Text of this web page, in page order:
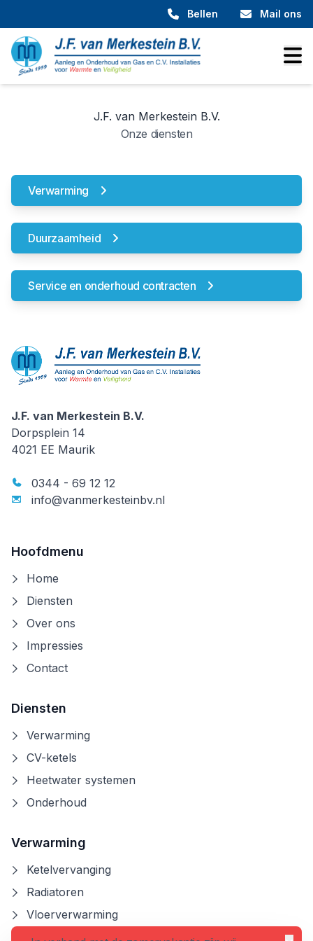
Bellen Mail ons
J.F. van Merkestein B.V.
Onze diensten
Verwarming
Duurzaamheid
Service en onderhoud contracten
J.F. van Merkestein B.V.
J.F. van Merkestein B.V.
Dorpsplein 14
4021 EE Maurik
0344 - 69 12 12
info@vanmerkesteinbv.nl
Hoofdmenu
Home
Diensten
Over ons
Impressies
Contact
Diensten
Verwarming
CV-ketels
Heetwater systemen
Onderhoud
Verwarming
Ketelvervanging
Radiatoren
Vloerverwarming
Koop of huur